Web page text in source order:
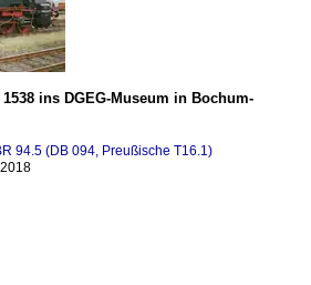
ins DGEG-Museum in Bochum-
94.5 (DB 094, Preußische T16.1)